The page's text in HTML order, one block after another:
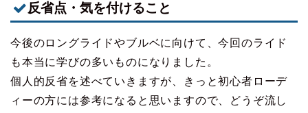
反省点・気を付けること
今後のロングライドやブルベに向けて、今回のライド
も本当に学びの多いものになりました。
個人的反省を述べていきますが、きっと初心者ローデ
ィーの方には参考になると思いますので、どうぞ流し